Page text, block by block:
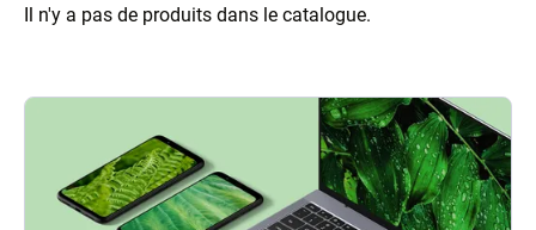
Il n'y a pas de produits dans le catalogue.